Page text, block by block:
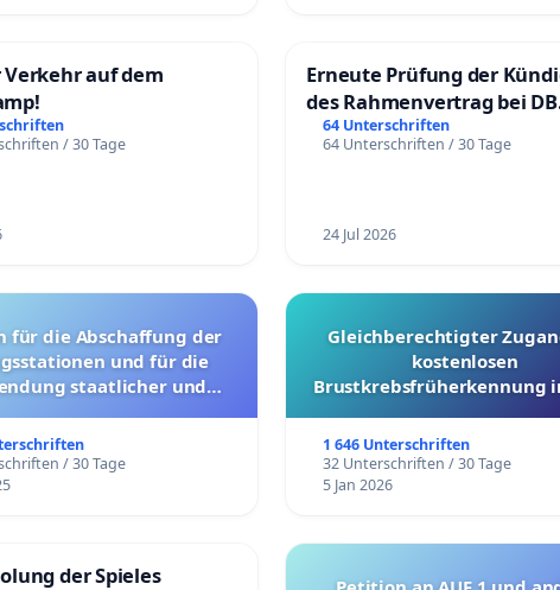
auf dem
/ 30 Tage
Erneute Prüfung der
des Rahmenvertrag bei DB
Fahrwegdienste Gmbh
64 Unterschriften
64 Unterschriften / 30 Tage
24 Jul 2026
und für die
staatlicher und
/ 30 Tage
Gleichberechtigter
kostenlosen
Brustkrebsfrüherkennung
1 646 Unterschriften
32 Unterschriften / 30 Tage
5 Jan 2026
der Spieles